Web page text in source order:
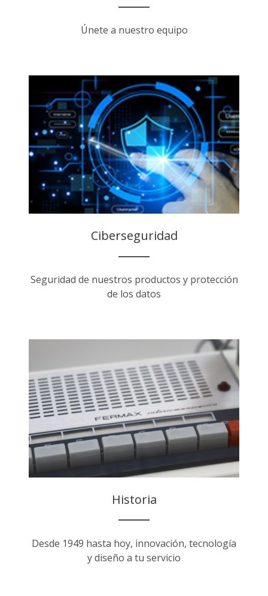
Únete a nuestro equipo
Ciberseguridad
Seguridad de nuestros productos y protección
de los datos
Historia
Desde 1949 hasta hoy, innovación, tecnología
y diseño a tu servicio